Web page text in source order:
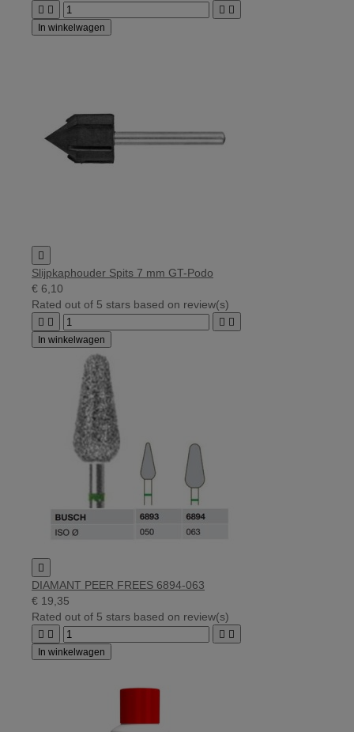
   
In winkelwagen

Slijpkaphouder Spits 7 mm GT-Podo
€ 6,10
Rated out of 5 stars based on review(s)
   
In winkelwagen

DIAMANT PEER FREES 6894-063
€ 19,35
Rated out of 5 stars based on review(s)
   
In winkelwagen